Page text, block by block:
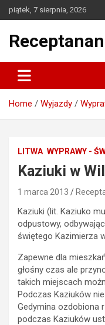
Skip
to
piątek, 7 sierpnia, 2026
Home Wyjazdy
LITWA WYPRAWY -
Kaziuki w
1 marca 2013
Kaziuki (lit. Kaziuko
odpustowy,
świętego Kazimierza
Zapewne dla
głośny czas ale
takich miejscach
Podczas Kaziuków
Gedymina ozdobiona
podczas Kaziuków